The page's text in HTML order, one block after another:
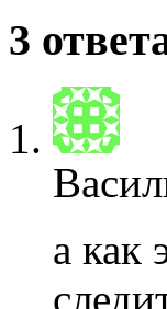
3
а как